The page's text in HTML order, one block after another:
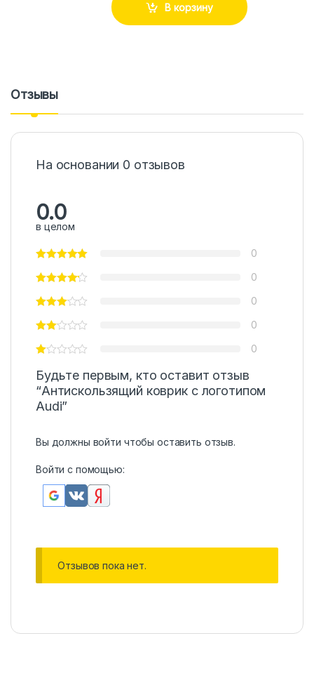
В корзину
Отзывы
На основании 0 отзывов
0.0
в целом
0
0
0
0
0
Будьте первым, кто оставит отзыв
“Антискользящий коврик с логотипом
Audi”
Вы должны войти чтобы оставить отзыв.
Войти с помощью:
Отзывов пока нет.